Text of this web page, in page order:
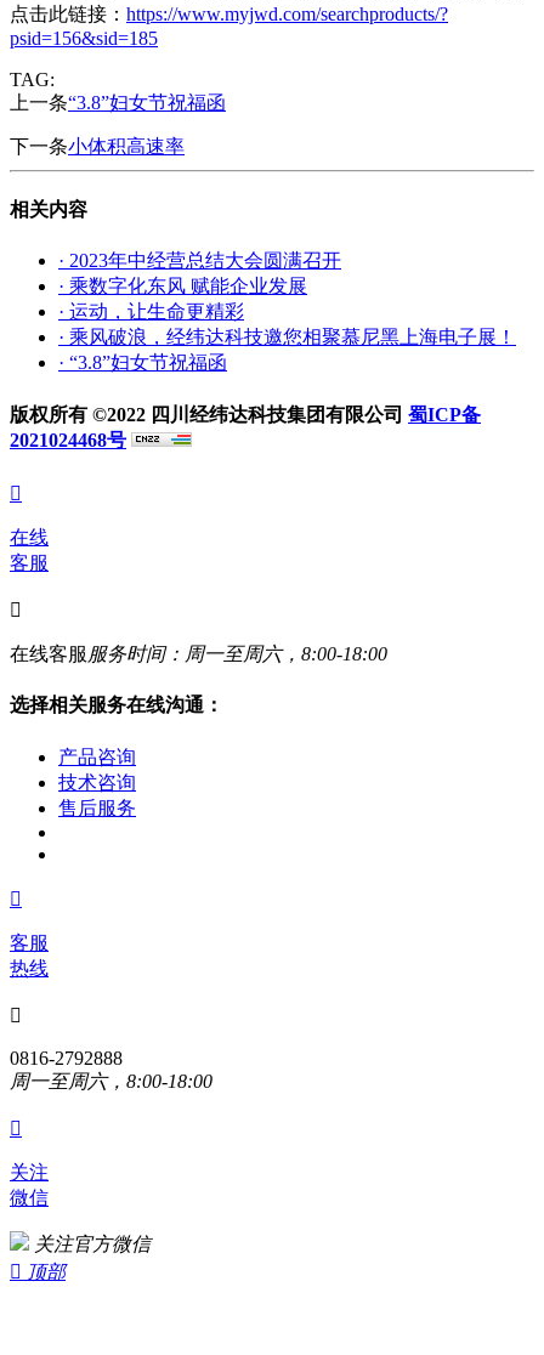
点击此链接： https://www.myjwd.com/searchproducts/?
psid=156&sid=185
TAG:
上一条“3.8”妇女节祝福函
下一条小体积高速率
相关内容
· 2023年中经营总结大会圆满召开
· 乘数字化东风 赋能企业发展
· 运动，让生命更精彩
· 乘风破浪，经纬达科技邀您相聚慕尼黑上海电子展！
· “3.8”妇女节祝福函
版权所有 ©2022 四川经纬达科技集团有限公司 蜀ICP备
2021024468号

在线
客服

在线客服 服务时间：周一至周六，8:00-18:00
选择相关服务在线沟通：
产品咨询
技术咨询
售后服务

客服
热线

0816-2792888
周一至周六，8:00-18:00

关注
微信
关注官方微信
 顶部